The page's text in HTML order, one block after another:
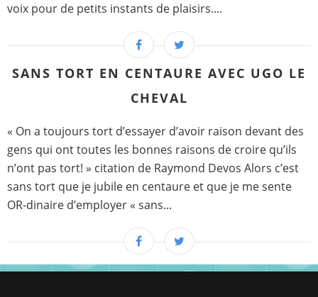
voix pour de petits instants de plaisirs....
SANS TORT EN CENTAURE AVEC UGO LE
CHEVAL
« On a toujours tort d’essayer d’avoir raison devant des
gens qui ont toutes les bonnes raisons de croire qu’ils
n’ont pas tort! » citation de Raymond Devos Alors c’est
sans tort que je jubile en centaure et que je me sente
OR-dinaire d’employer « sans...